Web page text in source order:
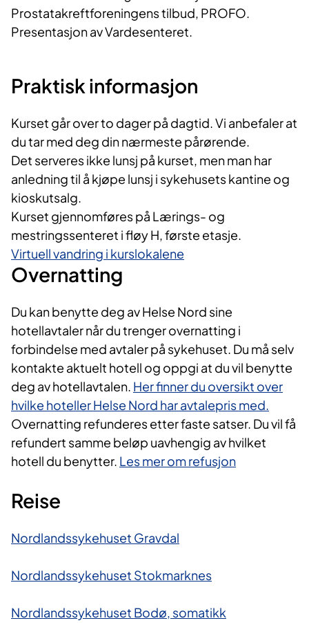
Prostatakreftforeningens tilbud, PROFO.
Presentasjon av Vardesenteret.
Praktisk informasjon
Kurset går over to dager på dagtid. Vi anbefaler at
du tar med deg din nærmeste pårørende.
Det serveres ikke lunsj på kurset, men man har
anledning til å kjøpe lunsj i sykehusets kantine og
kioskutsalg.
Kurset gjennomføres på Lærings- og
mestringssenteret i fløy H, første etasje.
Virtuell vandring i kurslokalene
Overnatting
Du kan benytte deg av Helse Nord sine
hotellavtaler når du trenger overnatting i
forbindelse med avtaler på sykehuset. Du må selv
kontakte aktuelt hotell og oppgi at du vil benytte
deg av hotellavtalen. Her finner du oversikt over
hvilke hoteller Helse Nord har avtalepris med.
Overnatting refunderes etter faste satser. Du vil få
refundert samme beløp uavhengig av hvilket
hotell du benytter. Les mer om refusjon
Reise
Nordlandssykehuset Gravdal
Nordlandssykehuset Stokmarknes
Nordlandssykehuset Bodø, somatikk